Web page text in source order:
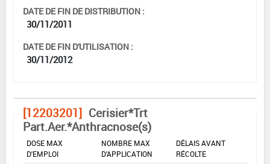
DATE DE FIN DE DISTRIBUTION :
30/11/2011
DATE DE FIN D'UTILISATION :
30/11/2012
[12203201] Cerisier*Trt
Part.Aer.*Anthracnose(s)
DOSE MAX
D'EMPLOI
NOMBRE MAX
D'APPLICATION
DÉLAIS AVANT
RÉCOLTE